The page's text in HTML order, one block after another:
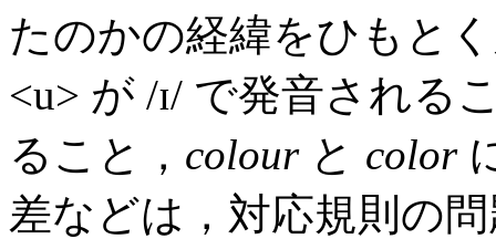
たのかの経緯をひもと
<u> が /ɪ/ で発音される
ること， colourと color
差などは，対応規則の